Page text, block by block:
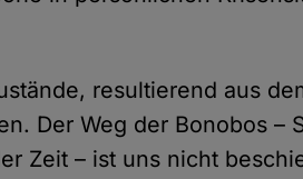
resultierend aus
Der Weg der Bonobos –
Zeit – ist uns nicht